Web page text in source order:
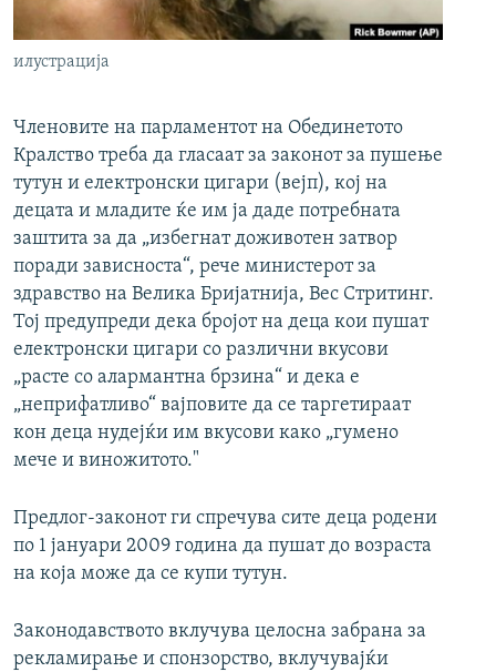
илустрација
Членовите на парламентот на Обединетото
Кралство треба да гласаат за законот за пушење
тутун и електронски цигари (вејп), кој на
децата и младите ќе им ја даде потребната
заштита за да „избегнат доживотен затвор
поради зависноста“, рече министерот за
здравство на Велика Бријатнија, Вес Стритинг.
Тој предупреди дека бројот на деца кои пушат
електронски цигари со различни вкусови
„расте со алармантна брзина“ и дека е
„неприфатливо“ вајповите да се таргетираат
кон деца нудејќи им вкусови како „гумено
мече и виножитото."
Предлог-законот ги спречува сите деца родени
по 1 јануари 2009 година да пушат до возраста
на која може да се купи тутун.
Законодавството вклучува целосна забрана за
рекламирање и спонзорство, вклучувајќи